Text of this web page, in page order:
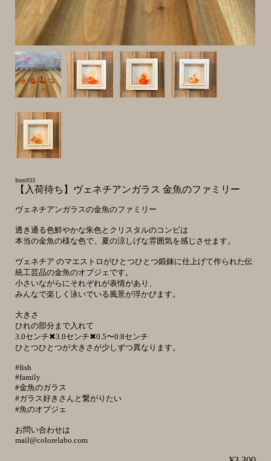
Item933
【入荷待ち】ヴェネチアンガラス 金魚のファミリー
ヴェネチアンガラスの金魚のファミリー
透き通る色鮮やかな朱色とクリスタルのコンビは
本当の金魚の様な色で、夏の涼しげな雰囲気を感じさせます。
ヴェネチア のマエストロがひとつひとつ鍛錬に仕上げて作られた伝
統工芸品の金魚のオブジェです。
小さいながらにそれぞれが表情があり、
みんなで楽しく泳いでいる風景が浮かびます。
大きさ
ひれの部分まで入れて
3.0センチ✖3.0センチ✖0.5〜0.8センチ
ひとつひとつが大きさが少しずつ異なります。
#fish
#family
#金魚のガラス
#ガラス好きさんと繋がりたい
#魚のオブジェ
お問い合わせは
mail@colorelabo.com